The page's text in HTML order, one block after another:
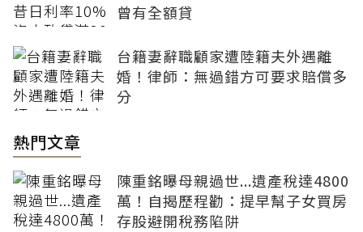
曾有全額貸
台籍妻辭職顧家遭陸籍夫外遇離
婚！律師：無過錯方可要求賠償多
分
熱門文章
陳重銘曝母親過世...遺產稅達4800
萬！自揭歷程勸：提早幫子女買房
存股避開稅務陷阱